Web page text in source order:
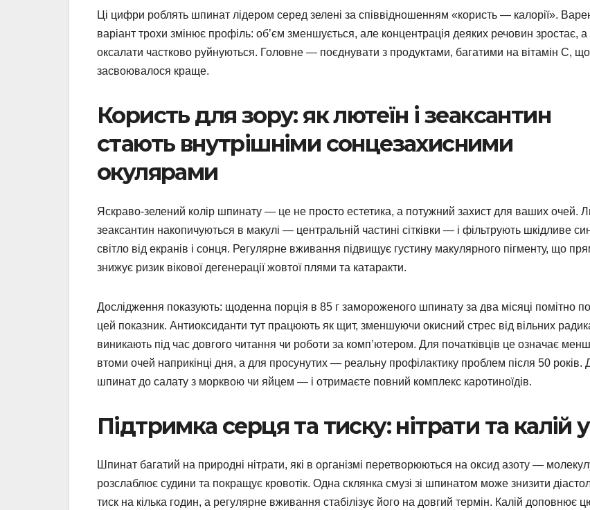
Ці цифри роблять шпинат лідером серед зелені за співвідношенням «користь — калорії».
варіант трохи змінює профіль: об’єм зменшується, але концентрація деяких речовин зростає, а
оксалати частково руйнуються. Головне — поєднувати з продуктами, багатими на вітамін С,
засвоювалося краще.
Користь для зору: як лютеїн і зеаксантин
стають внутрішніми сонцезахисними
окулярами
Яскраво-зелений колір шпинату — це не просто естетика, а потужний захист для ваших очей.
зеаксантин накопичуються в макулі — центральній частині сітківки — і фільтрують шкідливе
світло від екранів і сонця. Регулярне вживання підвищує густину макулярного пігменту, що
знижує ризик вікової дегенерації жовтої плями та катаракти.
Дослідження показують: щоденна порція в 85 г замороженого шпинату за два місяці помітно
цей показник. Антиоксиданти тут працюють як щит, зменшуючи окисний стрес від вільних
виникають під час довгого читання чи роботи за комп’ютером. Для початківців це означає
втоми очей наприкінці дня, а для просунутих — реальну профілактику проблем після 50 років.
шпинат до салату з морквою чи яйцем — і отримаєте повний комплекс каротиноїдів.
Підтримка серця та тиску: нітрати та калій у
Шпинат багатий на природні нітрати, які в організмі перетворюються на оксид азоту —
розслаблює судини та покращує кровотік. Одна склянка смузі зі шпинатом може знизити
тиск на кілька годин, а регулярне вживання стабілізує його на довгий термін. Калій доповнює